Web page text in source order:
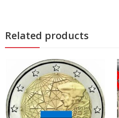
Related products